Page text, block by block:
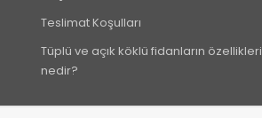
Teslimat Koşulları
Tüplü ve açık köklü fidanların özellikleri
nedir?